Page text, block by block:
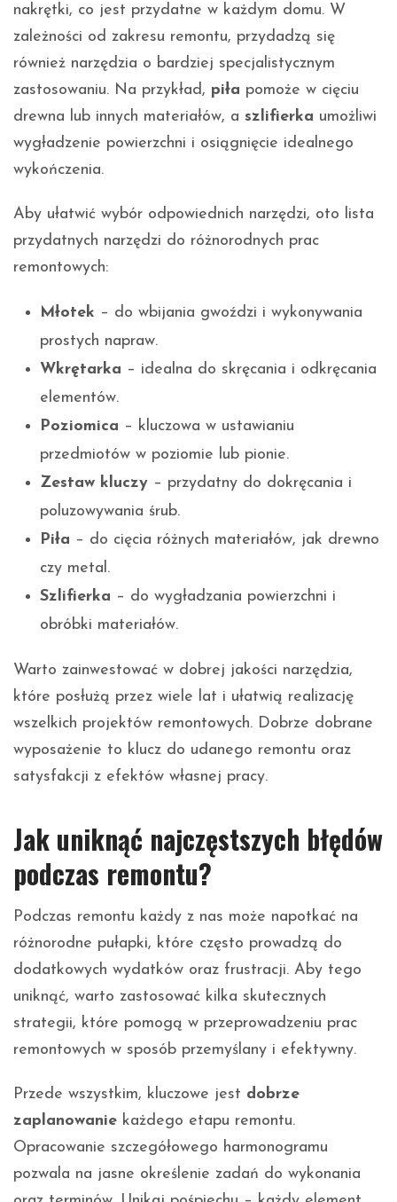
nakrętki, co jest przydatne w każdym domu. W
zależności od zakresu remontu, przydadzą się
również narzędzia o bardziej specjalistycznym
zastosowaniu. Na przykład, piła pomoże w cięciu
drewna lub innych materiałów, a szlifierka umożliwi
wygładzenie powierzchni i osiągnięcie idealnego
wykończenia.
Aby ułatwić wybór odpowiednich narzędzi, oto lista
przydatnych narzędzi do różnorodnych prac
remontowych:
Młotek – do wbijania gwoździ i wykonywania
prostych napraw.
Wkrętarka – idealna do skręcania i odkręcania
elementów.
Poziomica – kluczowa w ustawianiu
przedmiotów w poziomie lub pionie.
Zestaw kluczy – przydatny do dokręcania i
poluzowywania śrub.
Piła – do cięcia różnych materiałów, jak drewno
czy metal.
Szlifierka – do wygładzania powierzchni i
obróbki materiałów.
Warto zainwestować w dobrej jakości narzędzia,
które posłużą przez wiele lat i ułatwią realizację
wszelkich projektów remontowych. Dobrze dobrane
wyposażenie to klucz do udanego remontu oraz
satysfakcji z efektów własnej pracy.
Jak uniknąć najczęstszych błędów
podczas remontu?
Podczas remontu każdy z nas może napotkać na
różnorodne pułapki, które często prowadzą do
dodatkowych wydatków oraz frustracji. Aby tego
uniknąć, warto zastosować kilka skutecznych
strategii, które pomogą w przeprowadzeniu prac
remontowych w sposób przemyślany i efektywny.
Przede wszystkim, kluczowe jest dobrze
zaplanowanie każdego etapu remontu.
Opracowanie szczegółowego harmonogramu
pozwala na jasne określenie zadań do wykonania